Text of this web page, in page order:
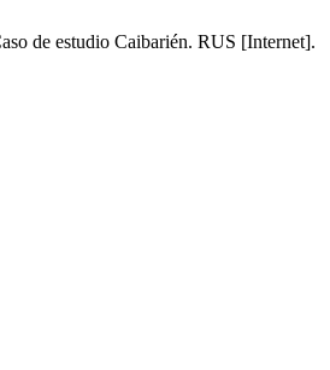
de estudio Caibarién. RUS [Internet].